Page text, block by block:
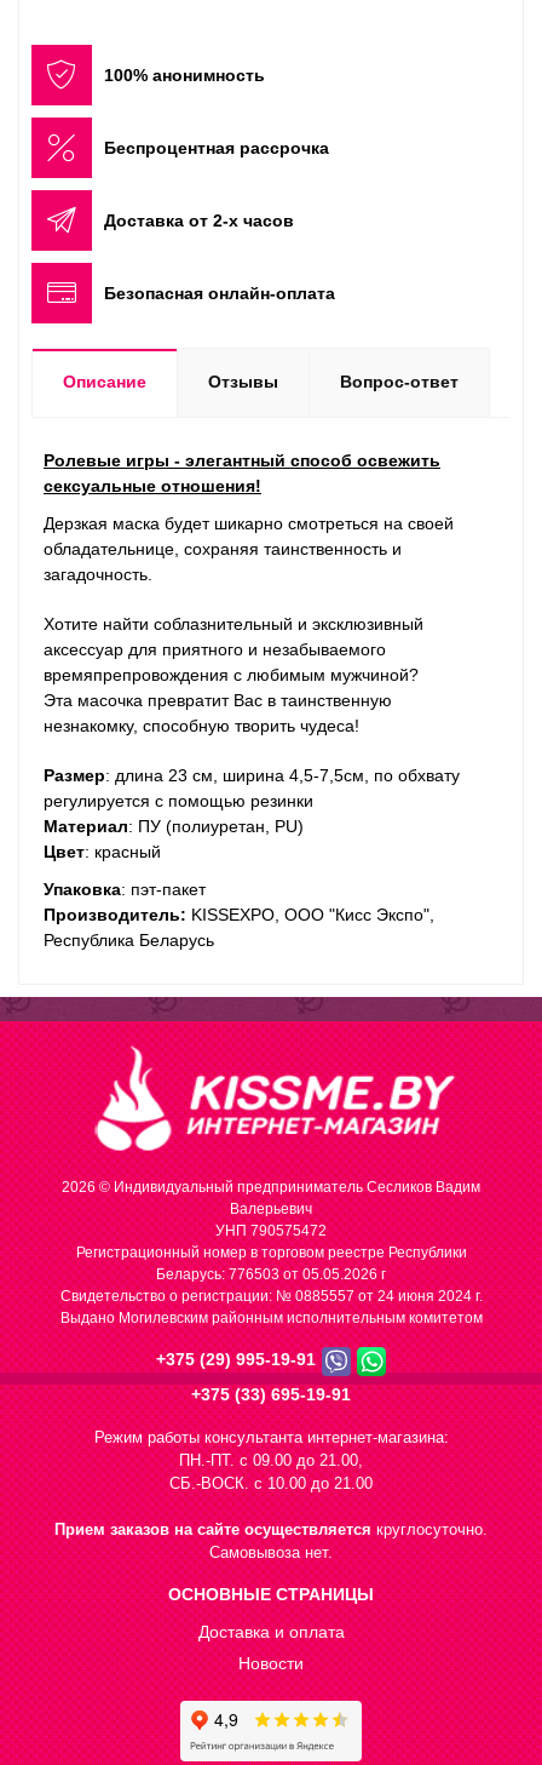
100% анонимность
Беспроцентная рассрочка
Доставка от 2-х часов
Безопасная онлайн-оплата
Описание Отзывы Вопрос-ответ
Ролевые игры - элегантный способ освежить
сексуальные отношения!
Дерзкая маска будет шикарно смотреться на своей
обладательнице, сохраняя таинственность и
загадочность.
Хотите найти соблазнительный и эксклюзивный
аксессуар для приятного и незабываемого
времяпрепровождения с любимым мужчиной?
Эта масочка превратит Вас в таинственную
незнакомку, способную творить чудеса!
Размер: длина 23 см, ширина 4,5-7,5см, по обхвату
регулируется с помощью резинки
Материал: ПУ (полиуретан, PU)
Цвет: красный
Упаковка: пэт-пакет
Производитель: KISSEXPO, ОOО "Кисс Экспо",
Республика Беларусь
2026 © Индивидуальный предприниматель Сесликов Вадим
Валерьевич
УНП 790575472
Регистрационный номер в торговом реестре Республики
Беларусь: 776503 от 05.05.2026 г
Cвидетельство о регистрации: № 0885557 от 24 июня 2024 г.
Выдано Могилевским районным исполнительным комитетом
+375 (29) 995-19-91
+375 (33) 695-19-91
Режим работы консультанта интернет-магазина:
ПН.-ПТ. с 09.00 до 21.00,
СБ.-ВОСК. с 10.00 до 21.00
Прием заказов на сайте осуществляетсякруглосуточно.
Самовывоза нет.
ОСНОВНЫЕ СТРАНИЦЫ
Доставка и оплата
Новости